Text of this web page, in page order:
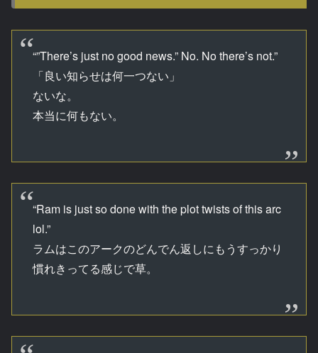
“”There’s just no good news.” No. No there’s not.”
「良い知らせは何一つない」
ないな。
本当に何もない。
“Ram is just so done with the plot twists of this arc
lol.”
ラムはこのアークのどんでん返しにもうすっかり
慣れきってる感じで草。